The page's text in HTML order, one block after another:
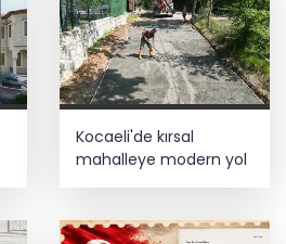
uyuşturucu ve fuhuş 8
Türkiye’nin Dijital Dönüşüm
kategorisinde zirvede
yolcusu
Kocaeli'de kırsal
mahalleye modern yol